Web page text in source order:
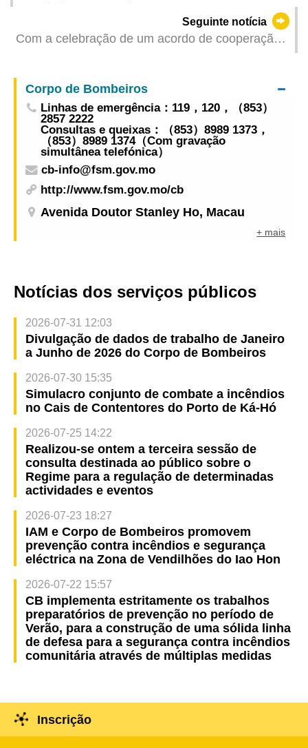
de Auditoria Guangdong-Hong Kong-Macau
Seguinte notícia
Com a celebração de um acordo de cooperação
cooperação na defesa transfronteiriça dos
direitos do consumidor
Corpo de Bombeiros
Linhas de emergência：119，120，（853）
2857 2222
Consultas e queixas：（853）8989 1373，
（853）8989 1374（Com gravação
simultânea telefónica）
cb-info@fsm.gov.mo
http://www.fsm.gov.mo/cb
Avenida Doutor Stanley Ho, Macau
+ mais
Notícias dos serviços públicos
2026-07-31 12:03
Divulgação de dados de trabalho de Janeiro
a Junho de 2026 do Corpo de Bombeiros
2026-07-30 15:35
Simulacro conjunto de combate a incêndios
no Cais de Contentores do Porto de Ká-Hó
2026-07-25 14:22
Realizou-se ontem a terceira sessão de
consulta destinada ao público sobre o
Regime para a regulação de determinadas
actividades e eventos
2026-07-23 18:27
IAM e Corpo de Bombeiros promovem
prevenção contra incêndios e segurança
eléctrica na Zona de Vendilhões do Iao Hon
2026-07-22 15:57
CB implementa estritamente os trabalhos
preparatórios de prevenção no período de
Verão, para a construção de uma sólida linha
de defesa para a segurança contra incêndios
comunitária através de múltiplas medidas
Inscrição